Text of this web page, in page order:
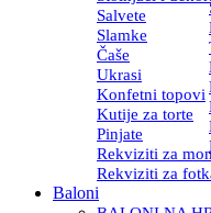
Salvete
Slamke
Čaše
Ukrasi
Konfetni topovi
Kutije za torte
Pinjate
Rekviziti za
Rekviziti za
Baloni